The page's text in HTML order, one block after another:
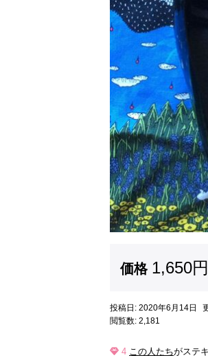
価格 1,650円
投稿日: 2020年6月14日
閲覧数: 2,181
4 この人たちがステ